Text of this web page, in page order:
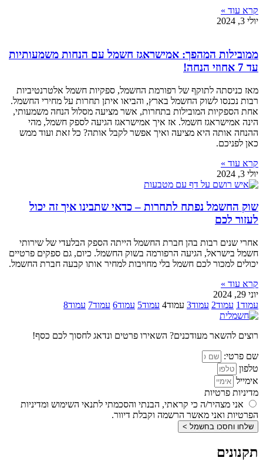
קרא עוד »
יולי 3, 2024
ממובילות המהפך: אמישראגז חשמל עם הנחות משמעותיות
עד 7 אחוזי הנחה!
מאז כניסתה לתוקף של רפורמת החשמל, ספקיות חשמל אלטרנטיביות
רבות נכנסו לשוק החשמל בארץ, והביאו איתן תחרות על מחירי החשמל.
אחת הספקיות המובילות בתחרות, אשר מציעה מסלול הנחה משמעותי,
הינה אמישראגז חשמל. אז איך אמישראגז הגיעה לספק חשמל, מהי
ההנחה אותה היא מציעה ואיך אפשר לקבל אותה? כל זאת ועוד ממש
כאן לפניכם.
קרא עוד »
יולי 3, 2024
שוק החשמל נפתח לתחרות – כדאי שתבינו איך זה יכול
לעזור לכם
אחרי שנים רבות בהן חברת החשמל הייתה הספק הבלעדי של שירותי
חשמל בישראל, הגיעה הרפורמה בשוק החשמל. כיום, גם ספקים פרטיים
יכולים למכור לכם חשמל בלי מחויבות למחיר אותו קבעה חברת החשמל.
קרא עוד »
יוני 29, 2024
עמוד1 עמוד2 עמוד3 עמוד4 עמוד5 עמוד6 עמוד7 עמוד8
רוצים להשאר מעודכנים? השאירו פרטים ונדאג לחסוך לכם כסף!
שם פרטי:
טלפון
אימייל
מדיניות פרטיות
אני מצהיר/ה כי קראתי, הבנתי והסכמתי לתנאי השימוש ומדיניות
הפרטיות ואני מאשר הרשמה וקבלת דיוור.
שלחו וחסכו בחשמל >
תקנונים